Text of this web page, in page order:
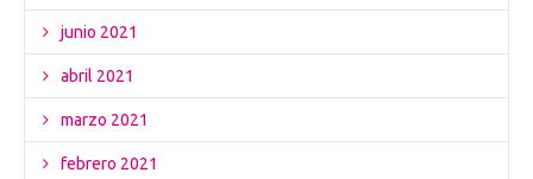
junio 2021
abril 2021
marzo 2021
febrero 2021